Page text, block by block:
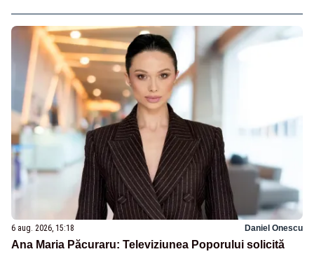
6 aug. 2026, 15:18 Daniel Onescu
Ana Maria Păcuraru: Televiziunea Poporului solicită